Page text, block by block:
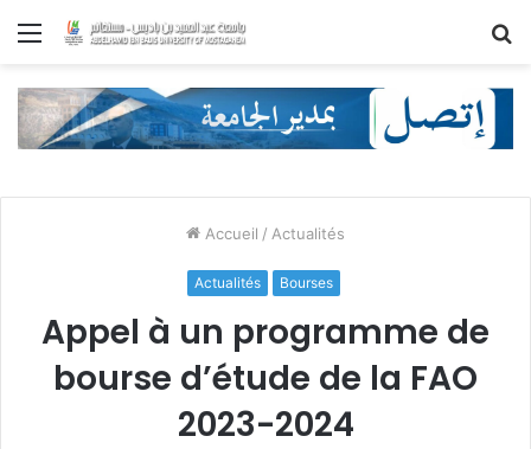
Menu
Accueil / Actualités
Actualités Bourses
Appel à un programme de
bourse d’étude de la FAO
2023-2024